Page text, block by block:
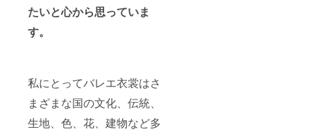
たいと心から思っていま
す。
私にとってバレエ衣裳はさ
まざまな国の文化、伝統、
生地、色、花、建物など多